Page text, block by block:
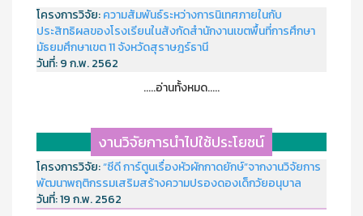
โครงการวิจัย:ความสัมพันธ์ระหว่างการนิเทศภายในกับ
ประสิทธิผลของโรงเรียนในสังกัดสำนักงานเขตพื้นที่การศึกษา
มัธยมศึกษาเขต 11 จังหวัดสุราษฎร์ธานี
วันที่:9 ก.พ. 2562
.....อ่านทั้งหมด.....
งานวิจัยการนำไปใช้ประโยชน์
โครงการวิจัย:“ซีดี การ์ตูนเรื่องหัวผักกาดยักษ์”จากงานวิจัยการ
พัฒนาพฤติกรรมเสริมสร้างความปรองดองเด็กวัยอนุบาล
วันที่:19 ก.พ. 2562